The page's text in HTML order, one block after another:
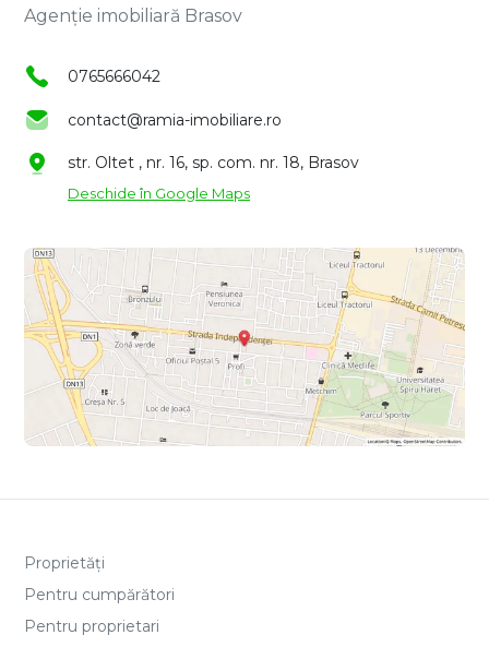
Agenție imobiliară Brasov
0765666042
contact@ramia-imobiliare.ro
str. Oltet , nr. 16, sp. com. nr. 18, Brasov
Deschide în Google Maps
Proprietăți
Pentru cumpărători
Pentru proprietari